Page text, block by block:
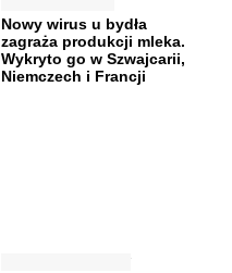
Nowy wirus u bydła
zagraża produkcji mleka.
Wykryto go w Szwajcarii,
Niemczech i Francji